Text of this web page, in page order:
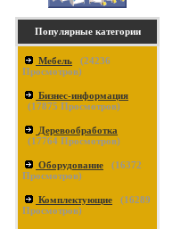
Популярные категории
Мебель (24236
Просмотров)
Бизнес-информация
(17875 Просмотров)
Деревообработка
(17764 Просмотров)
Оборудование (16372
Просмотров)
Комплектующие (16289
Просмотров)